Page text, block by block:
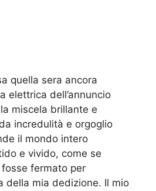
quella sera ancora
elettrica dell’annuncio
miscela brillante e
incredulità e orgoglio
il mondo intero
e vivido, come se
fosse fermato per
della mia dedizione. Il mio